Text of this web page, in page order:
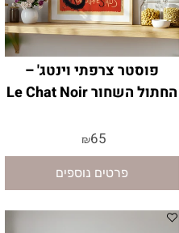
פוסטר צרפתי וינטג' –
החתול השחור Le Chat Noir
₪65
פרטים נוספים